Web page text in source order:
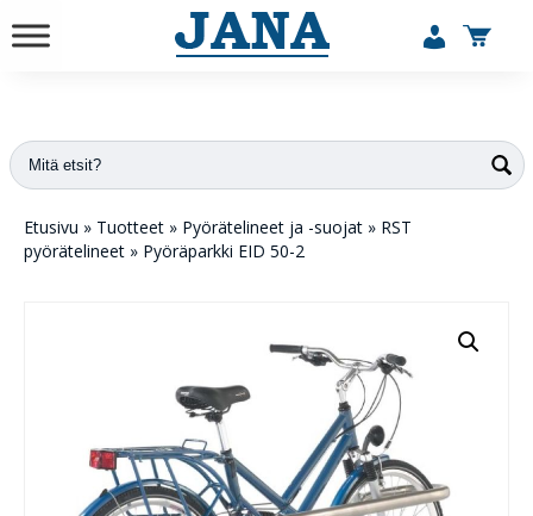
Etusivu » Tuotteet » Pyörätelineet ja -suojat » RST
pyörätelineet » Pyöräparkki EID 50-2